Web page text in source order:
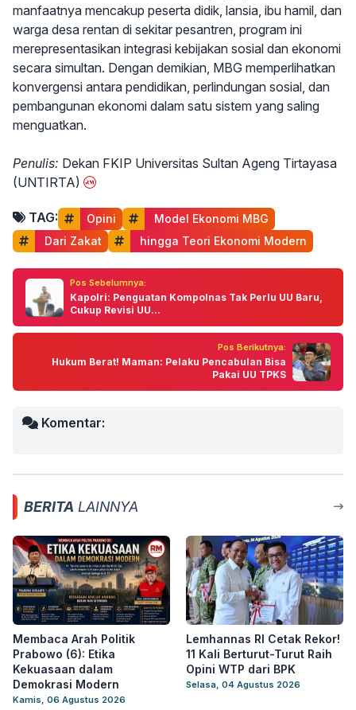
manfaatnya mencakup peserta didik, lansia, ibu hamil, dan
warga desa rentan di sekitar pesantren, program ini
merepresentasikan integrasi kebijakan sosial dan ekonomi
secara simultan. Dengan demikian, MBG memperlihatkan
konvergensi antara pendidikan, perlindungan sosial, dan
pembangunan ekonomi dalam satu sistem yang saling
menguatkan.
Penulis: Dekan FKIP Universitas Sultan Ageng Tirtayasa
(UNTIRTA)
TAG: Opini
Model Ekonomi MBG
Dari Zakat
hingga Teori Ekonomi Modern
Pos Sebelumnya:
Kapolri: Penguatan Kompolnas Tak Perlu UU Baru,
Cukup Revisi UU...
Pos Berikutnya:
Hukum Berat! Maman: Pelaku Pencabulan Bisa
Pakai UU TPKS
Komentar:
BERITA LAINNYA
Membaca Arah Politik
Prabowo (6): Etika
Kekuasaan dalam
Demokrasi Modern
Kamis, 06 Agustus 2026
Lemhannas RI Cetak Rekor!
11 Kali Berturut-Turut Raih
Opini WTP dari BPK
Selasa, 04 Agustus 2026